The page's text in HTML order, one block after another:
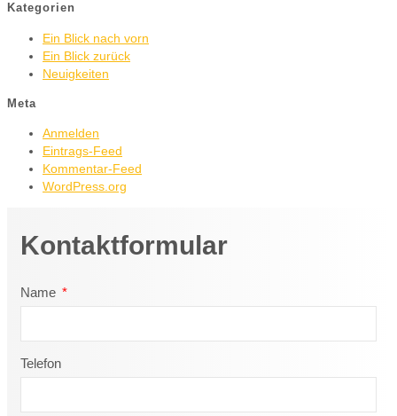
Kategorien
Ein Blick nach vorn
Ein Blick zurück
Neuigkeiten
Meta
Anmelden
Eintrags-Feed
Kommentar-Feed
WordPress.org
Kontaktformular
Name
Telefon